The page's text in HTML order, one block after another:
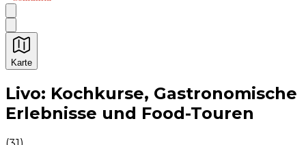
Karte
Unvergessliche kulinarische Erlebnisse:
Livo: Kochkurse, Gastronomische
Erlebnisse und Food-Touren